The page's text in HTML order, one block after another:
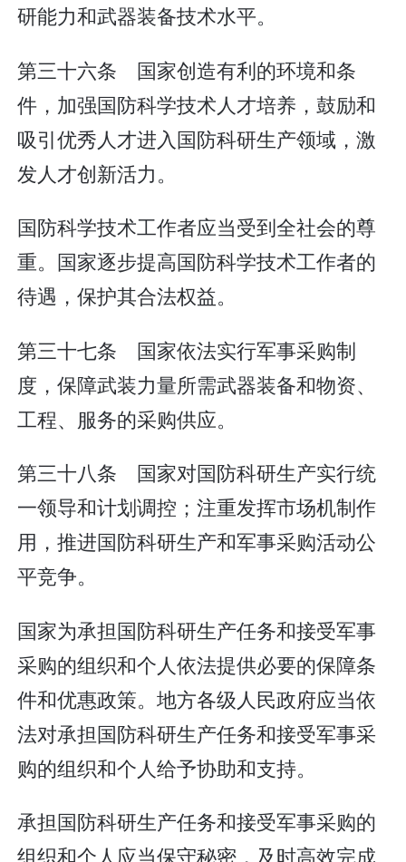
研能力和武器装备技术水平。
第三十六条 国家创造有利的环境和条
件，加强国防科学技术人才培养，鼓励和
吸引优秀人才进入国防科研生产领域，激
发人才创新活力。
国防科学技术工作者应当受到全社会的尊
重。国家逐步提高国防科学技术工作者的
待遇，保护其合法权益。
第三十七条 国家依法实行军事采购制
度，保障武装力量所需武器装备和物资、
工程、服务的采购供应。
第三十八条 国家对国防科研生产实行统
一领导和计划调控；注重发挥市场机制作
用，推进国防科研生产和军事采购活动公
平竞争。
国家为承担国防科研生产任务和接受军事
采购的组织和个人依法提供必要的保障条
件和优惠政策。地方各级人民政府应当依
法对承担国防科研生产任务和接受军事采
购的组织和个人给予协助和支持。
承担国防科研生产任务和接受军事采购的
组织和个人应当保守秘密，及时高效完成